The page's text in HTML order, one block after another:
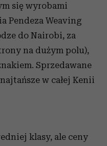
się wyrobami
Pendeza Weaving
do Nairobi, za
na dużym polu),
Sprzedawane
w całej Kenii
klasy, ale ceny